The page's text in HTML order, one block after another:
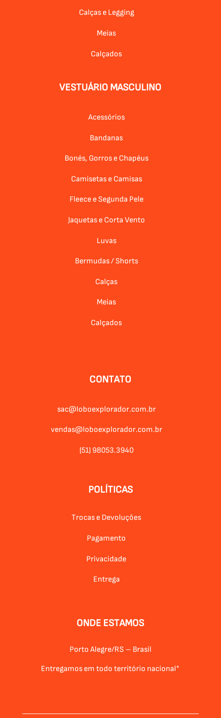
Calças e Legging
Meias
Calçados
VESTUÁRIO MASCULINO
Acessórios
Bandanas
Bonés, Gorros e Chapéus
Camisetas e Camisas
Fleece e Segunda Pele
Jaquetas e Corta Vento
Luvas
Bermudas / Shorts
Calças
Meias
Calçados
CONTATO
sac@loboexplorador.com.br
vendas@loboexplorador.com.br
(51) 98053.3940
POLÍTICAS
Trocas e Devoluções
Pagamento
Privacidade
Entrega
ONDE ESTAMOS
Porto Alegre/RS – Brasil
Entregamos em todo território nacional*